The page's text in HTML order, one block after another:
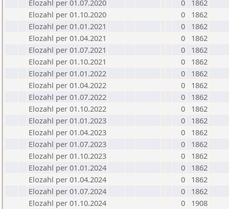
Elozahl per 01.07.2020
0
1862
Elozahl per 01.10.2020
0
1862
Elozahl per 01.01.2021
0
1862
Elozahl per 01.04.2021
0
1862
Elozahl per 01.07.2021
0
1862
Elozahl per 01.10.2021
0
1862
Elozahl per 01.01.2022
0
1862
Elozahl per 01.04.2022
0
1862
Elozahl per 01.07.2022
0
1862
Elozahl per 01.10.2022
0
1862
Elozahl per 01.01.2023
0
1862
Elozahl per 01.04.2023
0
1862
Elozahl per 01.07.2023
0
1862
Elozahl per 01.10.2023
0
1862
Elozahl per 01.01.2024
0
1862
Elozahl per 01.04.2024
0
1862
Elozahl per 01.07.2024
0
1862
Elozahl per 01.10.2024
0
1908